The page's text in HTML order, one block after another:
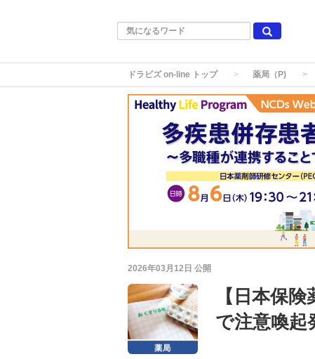
ドラビズ on-line トップ 薬局（P)
2026年03月12日 公開
【日本保
で注意喚起